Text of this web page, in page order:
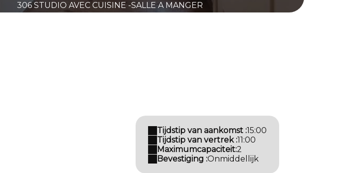
306 STUDIO AVEC CUISINE -SALLE A MANGER
Tijdstip van aankomst :15:00
Tijdstip van vertrek :11:00
Maximumcapaciteit:2
Bevestiging :Onmiddellijk